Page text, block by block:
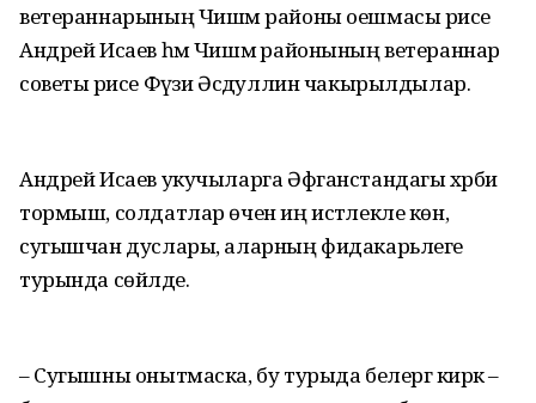
ветераннарының Чишмә районы оешмасы рәисе
Андрей Исаев һәм Чишмә районының ветераннар
советы рәисе Фәүзи Әсәдуллин чакырылдылар.
Андрей Исаев укучыларга Әфганстандагы хәрби
тормыш, солдатлар өчен иң истәлекле көн,
сугышчан дуслары, аларның фидакарьлеге
турында сөйләде.
– Сугышны онытмаска, бу турыда белергә кирәк –